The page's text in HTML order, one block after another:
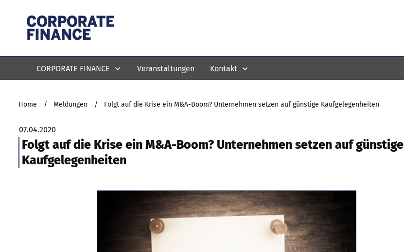
CORPORATE FINANCE Veranstaltungen Kontakt
Home / Meldungen / Folgt auf die Krise ein M&A-Boom? Unternehmen setzen auf günstige Kaufgelegenheiten
07.04.2020
Folgt auf die Krise ein M&A-Boom? Unternehmen setzen auf günstige
Kaufgelegenheiten